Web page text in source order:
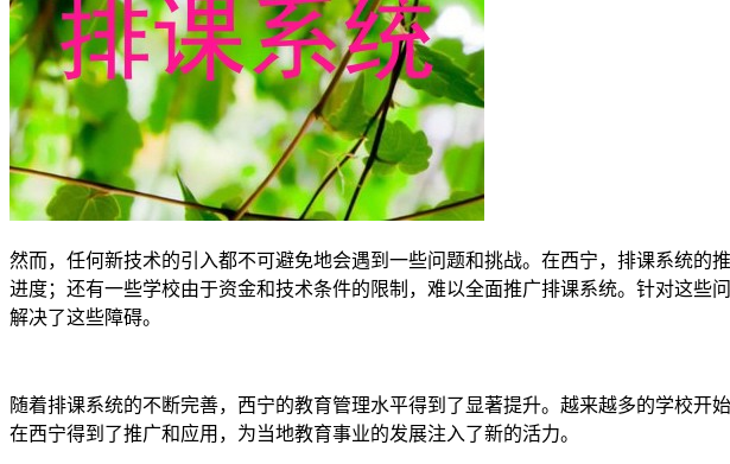
然而，任何新技术的引入都不可避免地会遇到一些问题和挑战。在西宁，排课系统
进度；还有一些学校由于资金和技术条件的限制，难以全面推广排课系统。针对这
解决了这些障碍。
随着排课系统的不断完善，西宁的教育管理水平得到了显著提升。越来越多的学校
在西宁得到了推广和应用，为当地教育事业的发展注入了新的活力。